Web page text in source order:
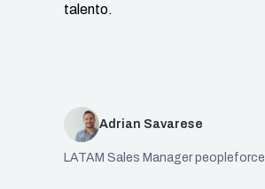
talento.
Adrian Savarese
LATAM Sales Manager peopleforce